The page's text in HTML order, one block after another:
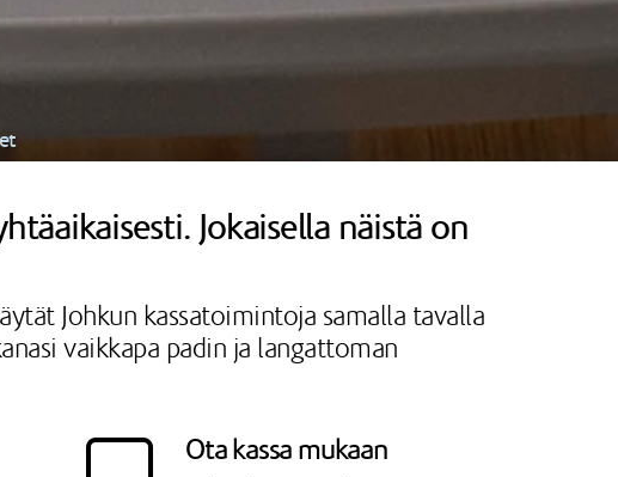
Jokaisella näistä on
Johkun kassatoimintoja samalla tavalla
vaikkapa padin ja langattoman
Ota kassa mukaan